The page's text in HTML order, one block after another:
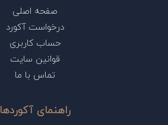
صفحه اصلی
درخواست آکورد
حساب کاربری
قوانین سایت
تماس با ما
راهنمای آکوردها